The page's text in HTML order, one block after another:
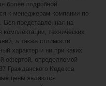
более подробной
к менеджерам компании по
Вся представленная на
технических
а также стоимости
характер и ни при каких
офертой, определяемой
Гражданского Кодекса
цены являются